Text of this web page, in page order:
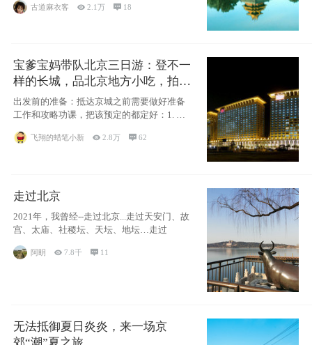
古道麻衣客 2.1万  18
宝爹宝妈带队北京三日游：登不一
样的长城，品北京地方小吃，拍盘
古七星夜景！
出发前的准备：抵达京城之前需要做好准备
工作和攻略功课，把该预定的都定好：1. 酒
飞翔的蜡笔小新 2.8万 62
走过北京
2021年，我曾经--走过北京...走过天安门、故
宫、太庙、社稷坛、天坛、地坛…走过
阿眀 7.8千  11
无法抵御夏日炎炎，来一场京